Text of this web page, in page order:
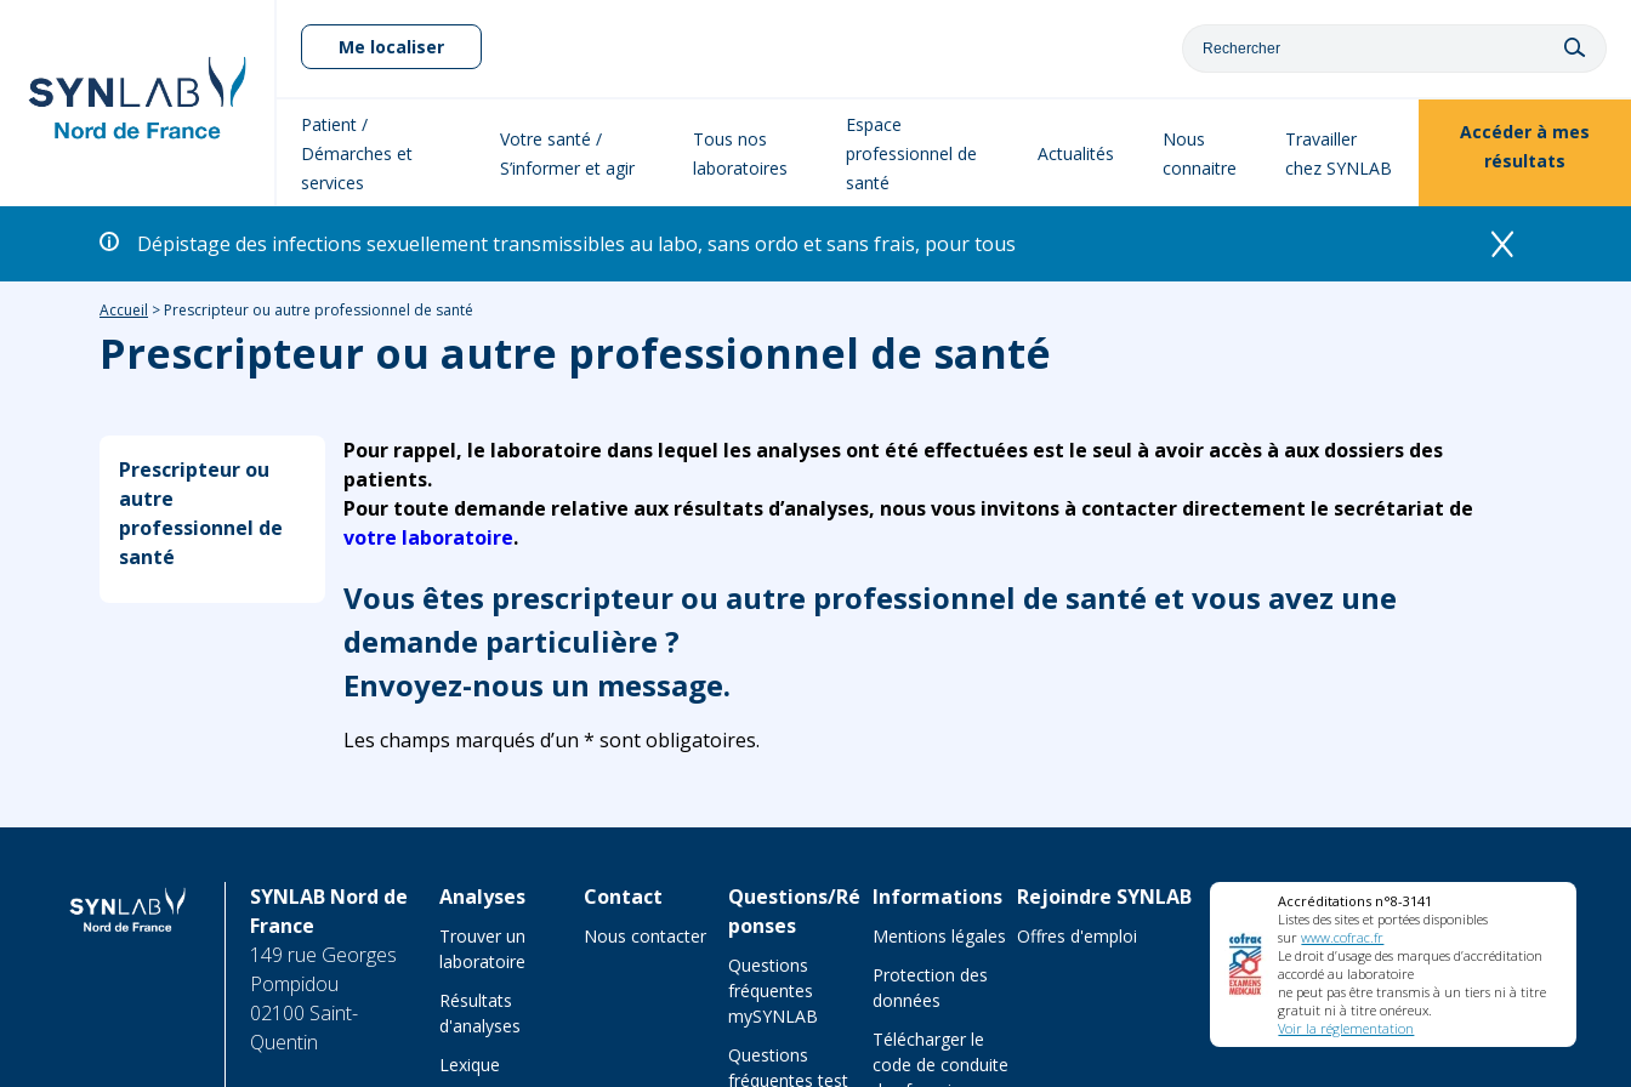
Me localiser
Patient /
Démarches et
services
Votre santé /
S’informer et agir
Tous nos
laboratoires
Espace
professionnel de
santé
Actualités
Nous
connaitre
Travailler
chez SYNLAB
Accéder à mes
résultats
Dépistage des infections sexuellement transmissibles au labo, sans ordo et sans frais, pour tous
Accueil > Prescripteur ou autre professionnel de santé
Prescripteur ou autre professionnel de santé
Prescripteur ou
autre
professionnel de
santé
Pour rappel, le laboratoire dans lequel les analyses ont été effectuées est le seul à avoir accès à aux dossiers des
patients.
Pour toute demande relative aux résultats d’analyses, nous vous invitons à contacter directement le secrétariat de
votre laboratoire.
Vous êtes prescripteur ou autre professionnel de santé et vous avez une
demande particulière ?
Envoyez-nous un message.
Les champs marqués d’un * sont obligatoires.
SYNLAB Nord de
France
149 rue Georges
Pompidou
02100 Saint-
Quentin
Analyses
Trouver un
laboratoire
Résultats
d'analyses
Lexique
Contact
Nous contacter
Questions/Ré
ponses
Questions
fréquentes
mySYNLAB
Questions
fréquentes test
Informations
Mentions légales
Protection des
données
Télécharger le
code de conduite
Rejoindre SYNLAB
Offres d'emploi
Accréditations n°8-3141
Listes des sites et portées disponibles
surwww.cofrac.fr
Le droit d’usage des marques d’accréditation
accordé au laboratoire
ne peut pas être transmis à un tiers ni à titre
gratuit ni à titre onéreux.
Voir la réglementation